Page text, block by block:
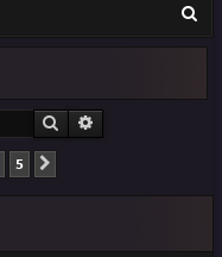
e
Rechercher
5